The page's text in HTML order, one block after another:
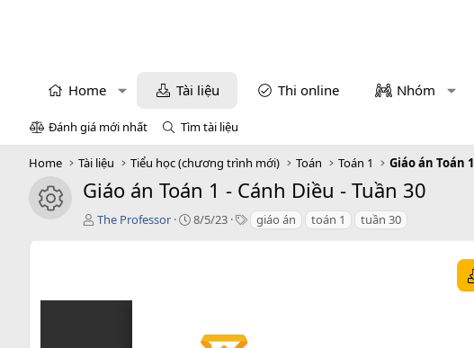
Home Tài liệu Thi online Nhóm
Đánh giá mới nhất Tìm tài liệu
Home Tài liệu Tiểu học (chương trình mới) Toán Toán 1 Giáo án Toán 1
icon tài liệu
Giáo án Toán 1 - Cánh Diều - Tuần 30
T
ả
The Professor
C
8/5/23
T giáo án toán 1 tuần 30